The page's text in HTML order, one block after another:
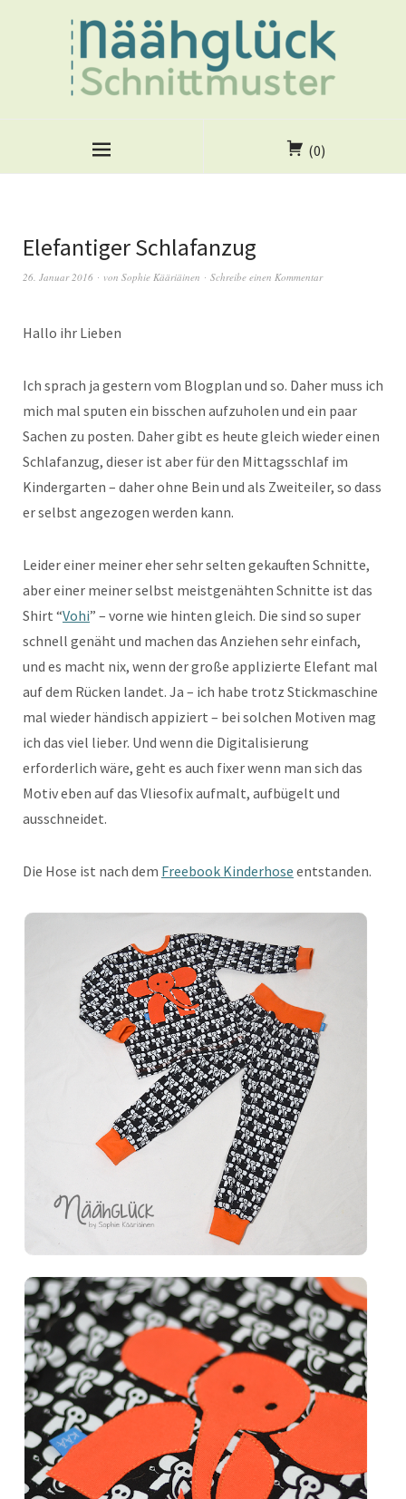
(0)
Elefantiger Schlafanzug
26. Januar 2016 von Sophie Kääriäinen Schreibe einen Kommentar
Hallo ihr Lieben
Ich sprach ja gestern vom Blogplan und so. Daher muss ich
mich mal sputen ein bisschen aufzuholen und ein paar
Sachen zu posten. Daher gibt es heute gleich wieder einen
Schlafanzug, dieser ist aber für den Mittagsschlaf im
Kindergarten – daher ohne Bein und als Zweiteiler, so dass
er selbst angezogen werden kann.
Leider einer meiner eher sehr selten gekauften Schnitte,
aber einer meiner selbst meistgenähten Schnitte ist das
Shirt “Vohi” – vorne wie hinten gleich. Die sind so super
schnell genäht und machen das Anziehen sehr einfach,
und es macht nix, wenn der große applizierte Elefant mal
auf dem Rücken landet. Ja – ich habe trotz Stickmaschine
mal wieder händisch appiziert – bei solchen Motiven mag
ich das viel lieber. Und wenn die Digitalisierung
erforderlich wäre, geht es auch fixer wenn man sich das
Motiv eben auf das Vliesofix aufmalt, aufbügelt und
ausschneidet.
Die Hose ist nach dem Freebook Kinderhose entstanden.